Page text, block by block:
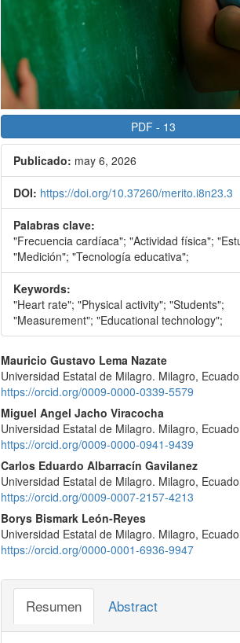
PDF - 13
Publicado: may 6, 2026
DOI: https://doi.org/10.37260/merito.i8n23.3
Palabras clave:
"Frecuencia cardíaca"; "Actividad física";
"Medición"; "Tecnología educativa";
Keywords:
"Heart rate"; "Physical activity"; "Students";
"Measurement"; "Educational technology";
Contenido
principal
del
artículo
Mauricio Gustavo Lema Nazate
Universidad Estatal de Milagro. Milagro,
https://orcid.org/0009-0000-0339-5579
Miguel Angel Jacho Viracocha
Universidad Estatal de Milagro. Milagro,
https://orcid.org/0009-0000-0941-9439
Carlos Eduardo Albarracín Gavilanez
Universidad Estatal de Milagro. Milagro,
https://orcid.org/0009-0007-2157-4213
Borys Bismark León-Reyes
Universidad Estatal de Milagro. Milagro,
https://orcid.org/0000-0001-6936-9947
Resumen Abstract